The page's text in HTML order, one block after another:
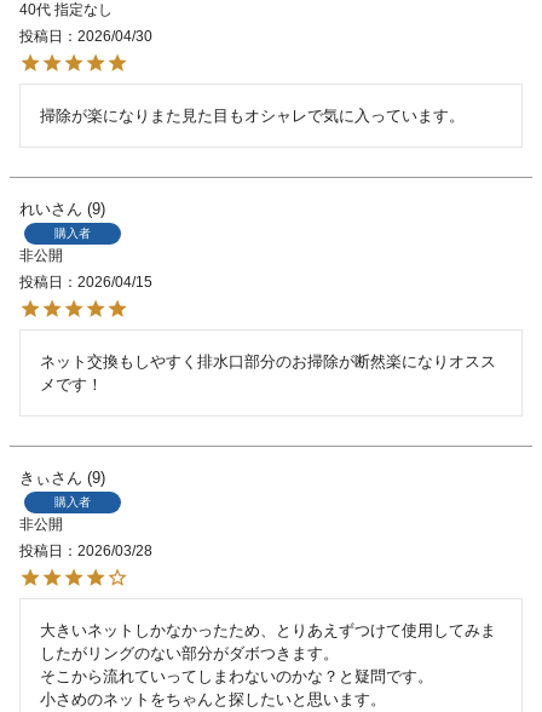
40代 指定なし
投稿日
2026/04/30
掃除が楽になりまた見た目もオシャレで気に入っています。
れい 9
購入者
非公開
投稿日
2026/04/15
ネット交換もしやすく排水口部分のお掃除が断然楽になりオスス
メです！
きぃ 9
購入者
非公開
投稿日
2026/03/28
大きいネットしかなかったため、とりあえずつけて使用してみま
したがリングのない部分がダボつきます。
そこから流れていってしまわないのかな？と疑問です。
小さめのネットをちゃんと探したいと思います。